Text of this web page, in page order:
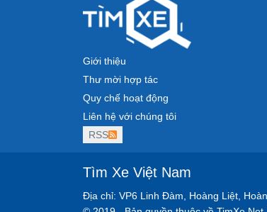
Giới thiệu
Thư mời hợp tác
Quy chế hoạt động
Liên hệ với chúng tôi
RSS
Tìm Xe Việt Nam
Địa chỉ: VP6 Linh Đàm, Hoàng Liệt,